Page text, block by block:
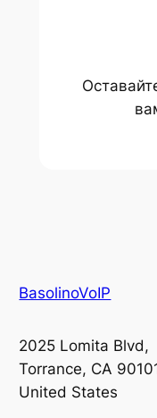
BasolinoVoIP
2025 Lomita Blvd,
Torrance, CA
United States